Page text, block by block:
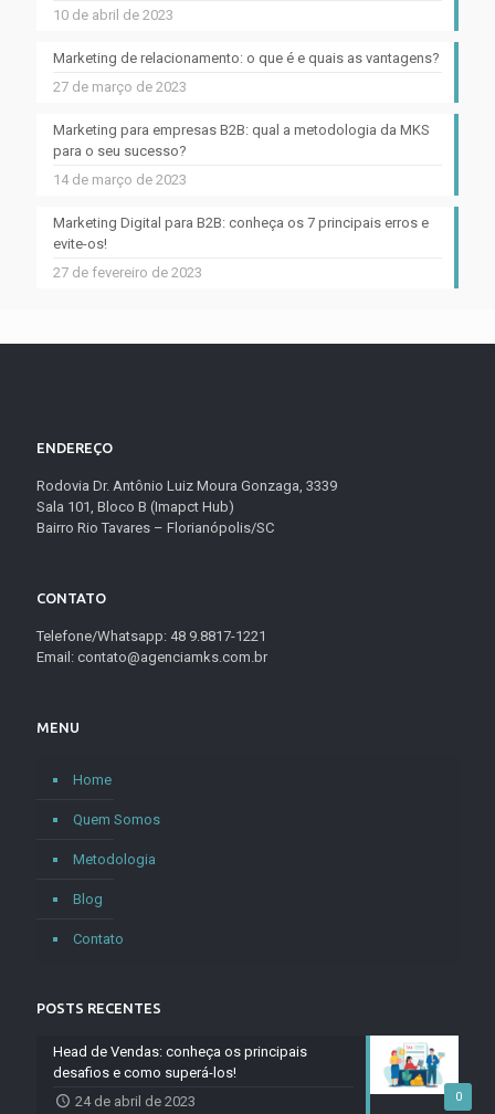
10 de abril de 2023
Marketing de relacionamento: o que é e quais as vantagens?
27 de março de 2023
Marketing para empresas B2B: qual a metodologia da MKS
para o seu sucesso?
14 de março de 2023
Marketing Digital para B2B: conheça os 7 principais erros e
evite-os!
27 de fevereiro de 2023
ENDEREÇO
Rodovia Dr. Antônio Luiz Moura Gonzaga, 3339
Sala 101, Bloco B (Imapct Hub)
Bairro Rio Tavares – Florianópolis/SC
CONTATO
Telefone/Whatsapp: 48 9.8817-1221
Email: contato@agenciamks.com.br
MENU
Home
Quem Somos
Metodologia
Blog
Contato
POSTS RECENTES
0
Head de Vendas: conheça os principais
desafios e como superá-los!
24 de abril de 2023